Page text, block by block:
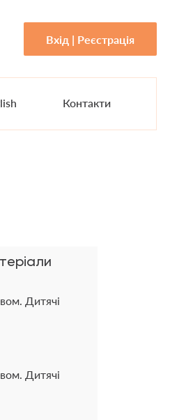
Вхід | Реєстрація
Контакти
Дитячі
Дитячі